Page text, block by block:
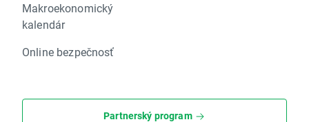
Makroekonomický
kalendár
Online bezpečnosť
Partnerský program